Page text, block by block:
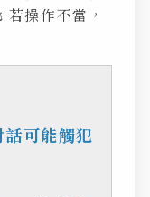
操作不當，
可能觸犯